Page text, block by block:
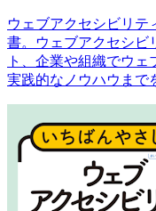
ウェブアクセシビリテ
書。ウェブアクセシビ
ト、企業や組織でウ
実践的なノウハウまで